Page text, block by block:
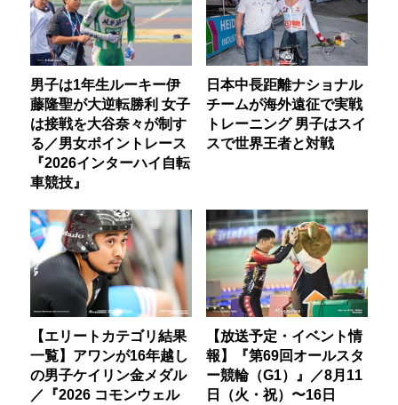
男子は1年生ルーキー伊
藤隆聖が大逆転勝利 女子
は接戦を大谷奈々が制す
る／男女ポイントレース
『2026インターハイ自転
車競技』
日本中長距離ナショナル
チームが海外遠征で実戦
トレーニング 男子はスイ
スで世界王者と対戦
【エリートカテゴリ結果
一覧】アワンが16年越し
の男子ケイリン金メダル
／『2026 コモンウェル
【放送予定・イベント情
報】『第69回オールスタ
ー競輪（G1）』／8月11
日（火・祝）〜16日